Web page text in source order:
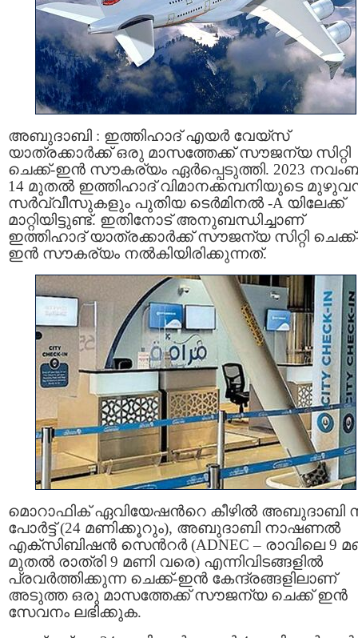
അബുദാബി : ഇത്തിഹാദ് എയര്‍ വേയ്സ്
യാത്രക്കാര്‍ക്ക് ഒരു മാസത്തേക്ക് സൗജന്യ സിറ്റി
ചെക്ക്-ഇന്‍ സൗകര്യം ഏര്‍പ്പെടുത്തി. 2023
14 മുതല്‍ ഇത്തിഹാദ് വിമാനക്കമ്പനിയുടെ
സര്‍വ്വീസുകളും പുതിയ ടെര്‍മിനല്‍ -A യിലേക്ക്
മാറ്റിയിട്ടുണ്ട്. ഇതിനോട് അനുബന്ധിച്ചാണ്
ഇത്തിഹാദ് യാത്രക്കാര്‍ക്ക് സൗജന്യ സിറ്റി
ഇന്‍ സൗകര്യം നല്‍കിയിരിക്കുന്നത്.
മൊറാഫിക് ഏവിയേഷന്‍റെ കീഴില്‍ അബുദാബി
പോര്‍ട്ട് (24 മണിക്കൂറും), അബുദാബി നാഷണൽ
എക്സിബിഷൻ സെൻറർ (ADNEC – രാവിലെ 9
മുതല്‍ രാത്രി 9 മണി വരെ) എന്നിവിടങ്ങളില്‍
പ്രവര്‍ത്തിക്കുന്ന ചെക്ക്-ഇന്‍ കേന്ദ്രങ്ങളിലാണ്
അടുത്ത ഒരു മാസത്തേക്ക് സൗജന്യ ചെക്ക് ഇന്‍
സേവനം ലഭിക്കുക.